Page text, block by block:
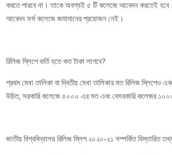
করতে পারবে না। তাকে অবশ্যই ৫ টি কলেজে আবেদন করতেই
আবেদন ফর্ম কলেজে জমাদানের প্রয়োজন নেই।
রিলিজ স্লিপে ভর্তি হতে কত টাকা লাগবে?
প্রথম মেধা তালিকা বা দ্বিতীয় মেধা তালিকার মত রিলিজ স্লিপেও
উচিত, সরকারি কলেজে ৫০০০ এর মত এবং বেসরকারি কলেজর
জাতীয় বিশ্ববিদ্যালয় রিলিজ স্লিপ ২০২০-২১ সম্পর্কিত বিস্তারিত